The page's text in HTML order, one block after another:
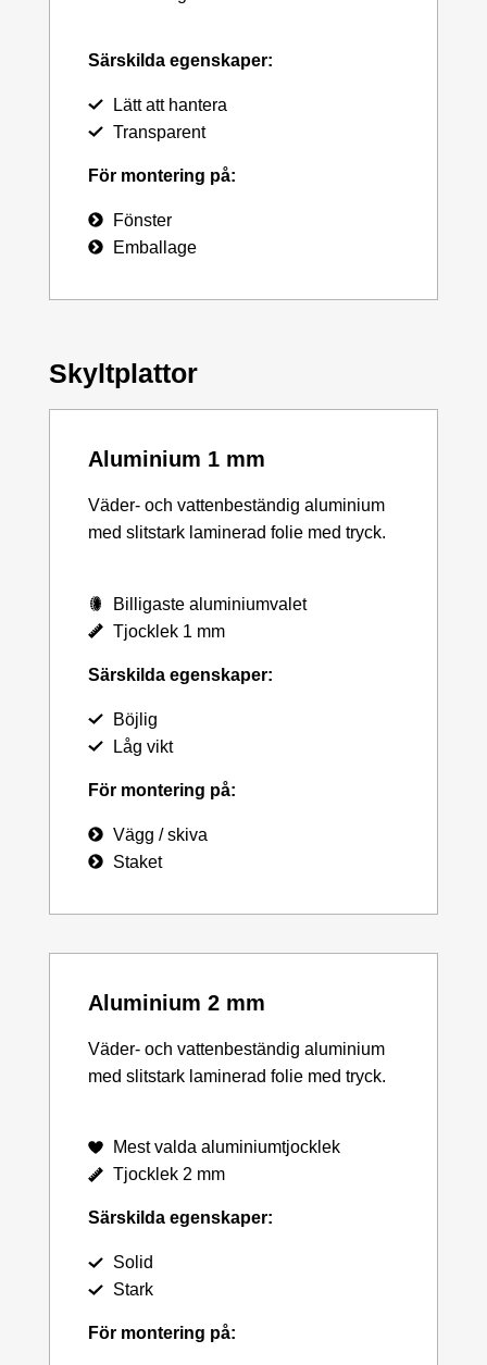
Särskilda egenskaper:
Lätt att hantera
Transparent
För montering på:
Fönster
Emballage
Skyltplattor
Aluminium 1 mm
Väder- och vattenbeständig aluminium
med slitstark laminerad folie med tryck.
Billigaste aluminiumvalet
Tjocklek 1 mm
Särskilda egenskaper:
Böjlig
Låg vikt
För montering på:
Vägg / skiva
Staket
Aluminium 2 mm
Väder- och vattenbeständig aluminium
med slitstark laminerad folie med tryck.
Mest valda aluminiumtjocklek
Tjocklek 2 mm
Särskilda egenskaper:
Solid
Stark
För montering på: